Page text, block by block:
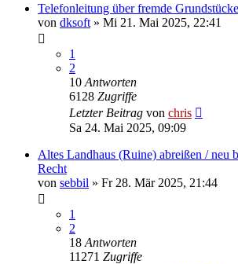
Telefonleitung über fremde Grundstücke
von dksoft » Mi 21. Mai 2025, 22:41
1
2
10 Antworten
6128 Zugriffe
Letzter Beitrag von chris
Sa 24. Mai 2025, 09:09
Altes Landhaus (Ruine) abreißen / neu
Recht
von sebbil » Fr 28. Mär 2025, 21:44
1
2
18 Antworten
11271 Zugriffe